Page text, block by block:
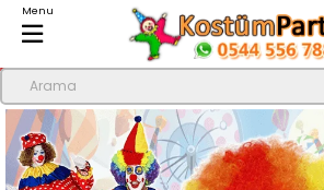
Menu